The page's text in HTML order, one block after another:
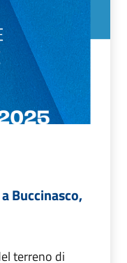
Buccinasco,
terreno di